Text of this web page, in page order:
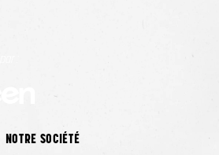
NOTRE SOCIÉTÉ